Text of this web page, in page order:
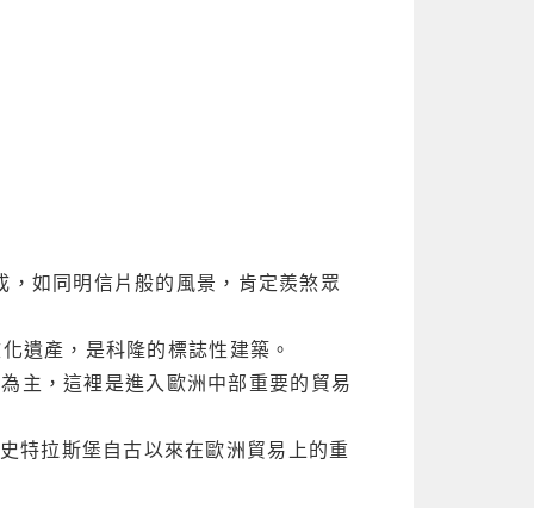
如同明信片般的風景，肯定羨煞眾
遺產，是科隆的標誌性建築。
主，這裡是進入歐洲中部重要的貿易
特拉斯堡自古以來在歐洲貿易上的重